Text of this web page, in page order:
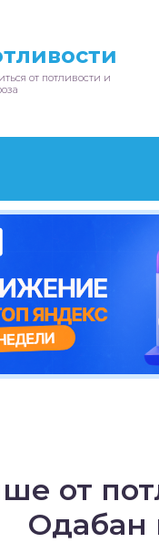
от потливости и
от
Одабан